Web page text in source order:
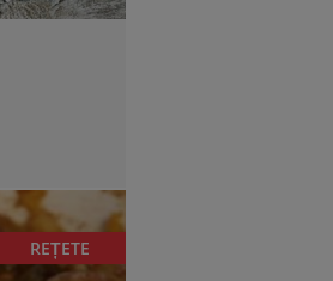
REȚETE